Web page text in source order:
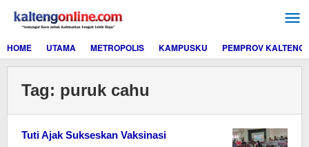
konten
HOME
UTAMA METROPOLIS KAMPUSKU PEMPROV KALTENG
Tag: puruk cahu
Tuti Ajak Sukseskan Vaksinasi